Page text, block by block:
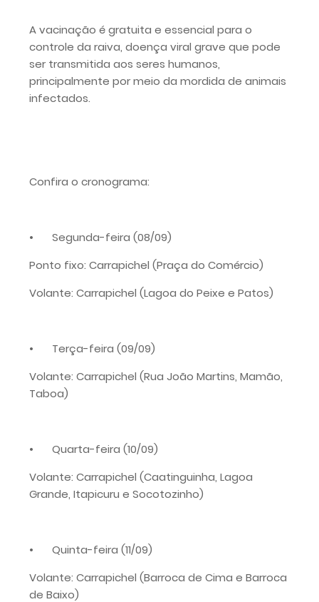
A vacinação é gratuita e essencial para o
controle da raiva, doença viral grave que pode
ser transmitida aos seres humanos,
principalmente por meio da mordida de animais
infectados.
Confira o cronograma:
•
Segunda-feira (08/09)
Ponto fixo: Carrapichel (Praça do Comércio)
Volante: Carrapichel (Lagoa do Peixe e Patos)
•
Terça-feira (09/09)
Volante: Carrapichel (Rua João Martins, Mamão,
Taboa)
•
Quarta-feira (10/09)
Volante: Carrapichel (Caatinguinha, Lagoa
Grande, Itapicuru e Socotozinho)
•
Quinta-feira (11/09)
Volante: Carrapichel (Barroca de Cima e Barroca
de Baixo)